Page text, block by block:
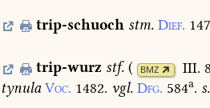
trip-schuoch stm. Dief.
trip-wurz stf. ( BMZ
III.
tynula Voc. 1482. vgl. Dfg. 584a. s.